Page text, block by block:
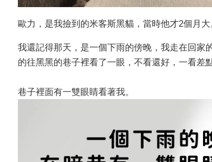
歐力，是我撿到的米客斯黑貓，當時他才2個月大
我還記得那天，是一個下雨的傍晚，我走在回家
的往黑黑的巷子裡看了一眼，不看還好，一看差
巷子裡面有一雙眼睛看著我。